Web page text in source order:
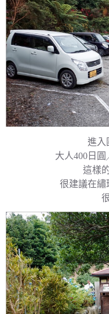
進入
大人400日
這樣
很建議在繡